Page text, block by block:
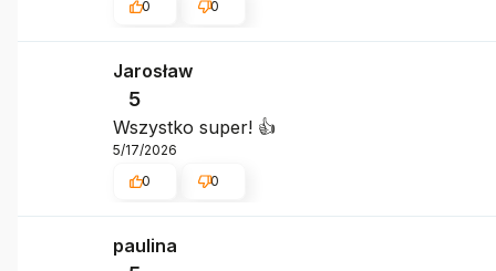
0 0
Jarosław
5
Wszystko super! 👍️
5/17/2026
0
0
paulina